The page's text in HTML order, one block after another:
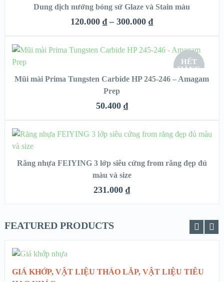
SALE!
QUICK LOOK
Dung dịch nướng bóng sứ Glaze và Stain màu
120.000₫ – 300.000₫
HẾT
HÀNG
QUICK LOOK
VIEW DETAILS
Mũi mài Prima Tungsten Carbide HP 245-246 – Amagam
Prep
50.400 ₫
QUICK LOOK
VIEW DETAILS
Răng nhựa FEIYING 3 lớp siêu cứng from răng đẹp đủ
màu và size
231.000₫
FEATURED PRODUCTS
GIÁ KHỚP, VẬT LIỆU THÁO LẮP, VẬT LIỆU TIÊU